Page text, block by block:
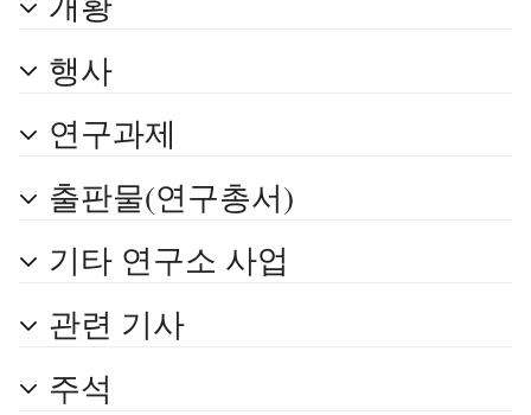
다
행사
연구과제
출판물(연구총서)
기타 연구소 사업
관련 기사
주석